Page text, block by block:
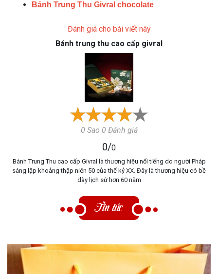
Bánh Trung Thu Givral chocolate
Đánh giá cho bài viết này
Bánh trung thu cao cấp givral
0 Sao 0 Đánh giá
0/0
Bánh Trung Thu cao cấp Givral là thương hiệu nổi tiếng do người Pháp
sáng lập khoảng thập niên 50 của thế kỷ XX. Đây là thương hiệu có bề
dày lịch sử hơn 60 năm
Tin tức